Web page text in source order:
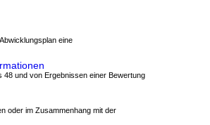
eine
48 und von Ergebnissen einer Bewertung
oder im Zusammenhang mit der